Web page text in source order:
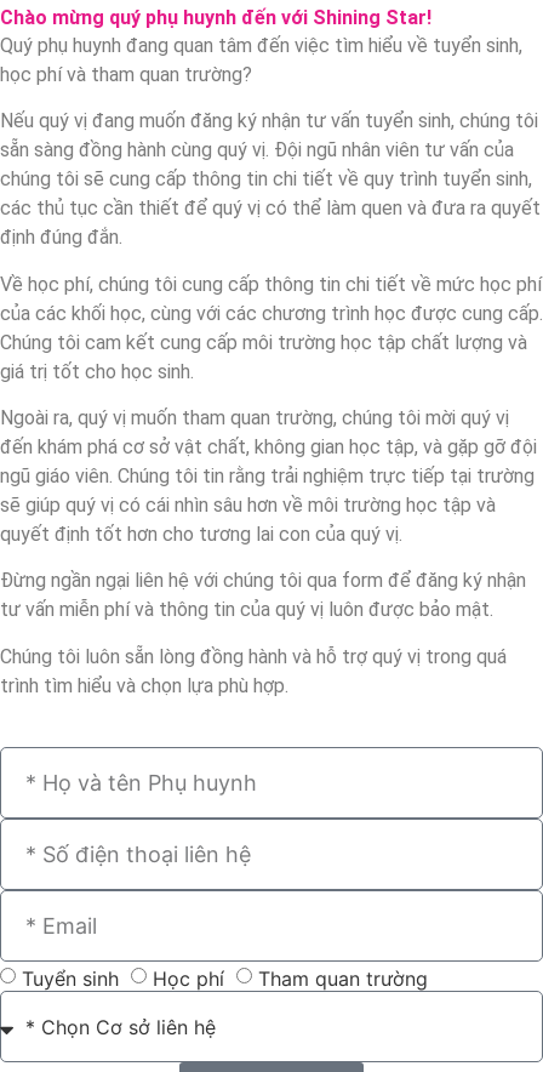
Chào mừng quý phụ huynh đến với Shining Star!
Quý phụ huynh đang quan tâm đến việc tìm hiểu về tuyển sinh,
học phí và tham quan trường?
Nếu quý vị đang muốn đăng ký nhận tư vấn tuyển sinh, chúng tôi
sẵn sàng đồng hành cùng quý vị. Đội ngũ nhân viên tư vấn của
chúng tôi sẽ cung cấp thông tin chi tiết về quy trình tuyển sinh,
các thủ tục cần thiết để quý vị có thể làm quen và đưa ra quyết
định đúng đắn.
Về học phí, chúng tôi cung cấp thông tin chi tiết về mức học phí
của các khối học, cùng với các chương trình học được cung cấp.
Chúng tôi cam kết cung cấp môi trường học tập chất lượng và
giá trị tốt cho học sinh.
Ngoài ra, quý vị muốn tham quan trường, chúng tôi mời quý vị
đến khám phá cơ sở vật chất, không gian học tập, và gặp gỡ đội
ngũ giáo viên. Chúng tôi tin rằng trải nghiệm trực tiếp tại trường
sẽ giúp quý vị có cái nhìn sâu hơn về môi trường học tập và
quyết định tốt hơn cho tương lai con của quý vị.
Đừng ngần ngại liên hệ với chúng tôi qua form để đăng ký nhận
tư vấn miễn phí và thông tin của quý vị luôn được bảo mật.
Chúng tôi luôn sẵn lòng đồng hành và hỗ trợ quý vị trong quá
trình tìm hiểu và chọn lựa phù hợp.
Tuyển sinh Học phí Tham quan trường